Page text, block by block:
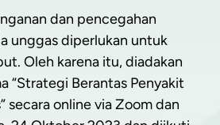
dan pencegahan
unggas diperlukan untuk
Oleh karena itu, diadakan
“Strategi Berantas Penyakit
secara online via Zoom dan